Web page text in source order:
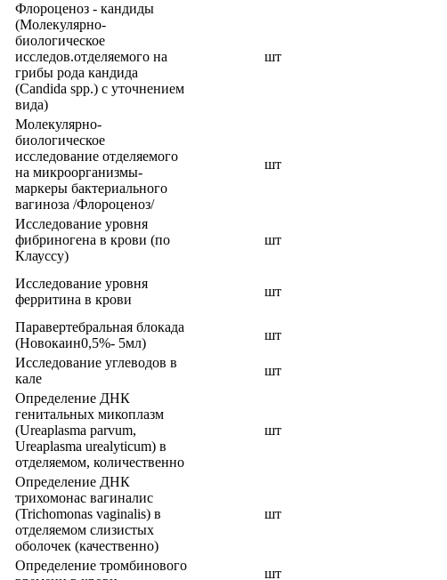
Флороценоз - кандиды
(Молекулярно-
биологическое
исследов.отделяемого на
грибы рода кандида
(Candida spp.) с уточнением
вида)
шт
Молекулярно-
биологическое
исследование отделяемого
на микроорганизмы-
маркеры бактериального
вагиноза /Флороценоз/
шт
Исследование уровня
фибриногена в крови (по
Клауссу)
шт
Исследование уровня
ферритина в крови
шт
Паравертебральная блокада
(Новокаин0,5%- 5мл)
шт
Исследование углеводов в
кале
шт
Определение ДНК
генитальных микоплазм
(Ureaplasma parvum,
Ureaplasma urealyticum) в
отделяемом, количественно
шт
Определение ДНК
трихомонас вагиналис
(Trichomonas vaginalis) в
отделяемом слизистых
оболочек (качественно)
шт
Определение тромбинового
шт